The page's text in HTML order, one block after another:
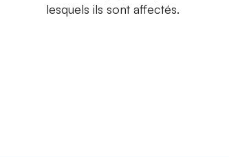
lesquels ils sont affectés.